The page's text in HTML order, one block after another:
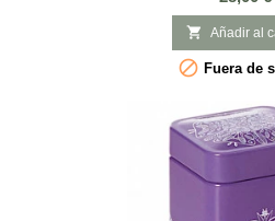
 Añadir al
 Fuera de